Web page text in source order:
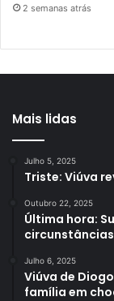
2 semanas atrás
Mais lidas
Julho 5, 2025
Triste: Viúva
Outubro 22, 2025
Última hora:
Julho 6, 2025
Viúva de
família em